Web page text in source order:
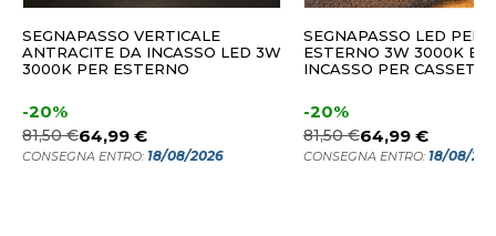
SEGNAPASSO VERTICALE
ANTRACITE DA INCASSO LED 3W
3000K PER ESTERNO
-20%
81,50 €64,99 €
CONSEGNA ENTRO: 18/08/2026
SEGNAPASSO LED PER
ESTERNO 3W 3000K
INCASSO PER
-20%
81,50 €64,99 €
CONSEGNA ENTRO: 18/08/